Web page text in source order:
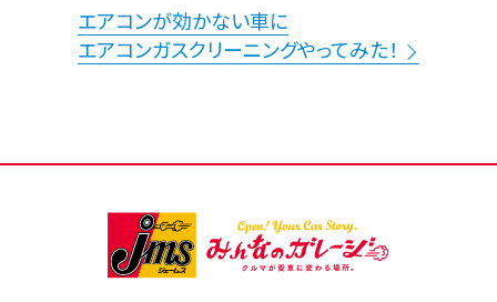
エアコンが効かない車に
エアコンガスクリーニングやってみた！